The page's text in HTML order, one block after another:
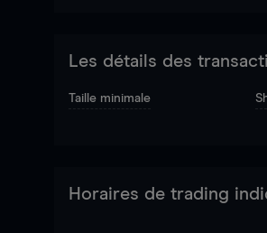
Les détails des
Taille minimale
Horaires de trading